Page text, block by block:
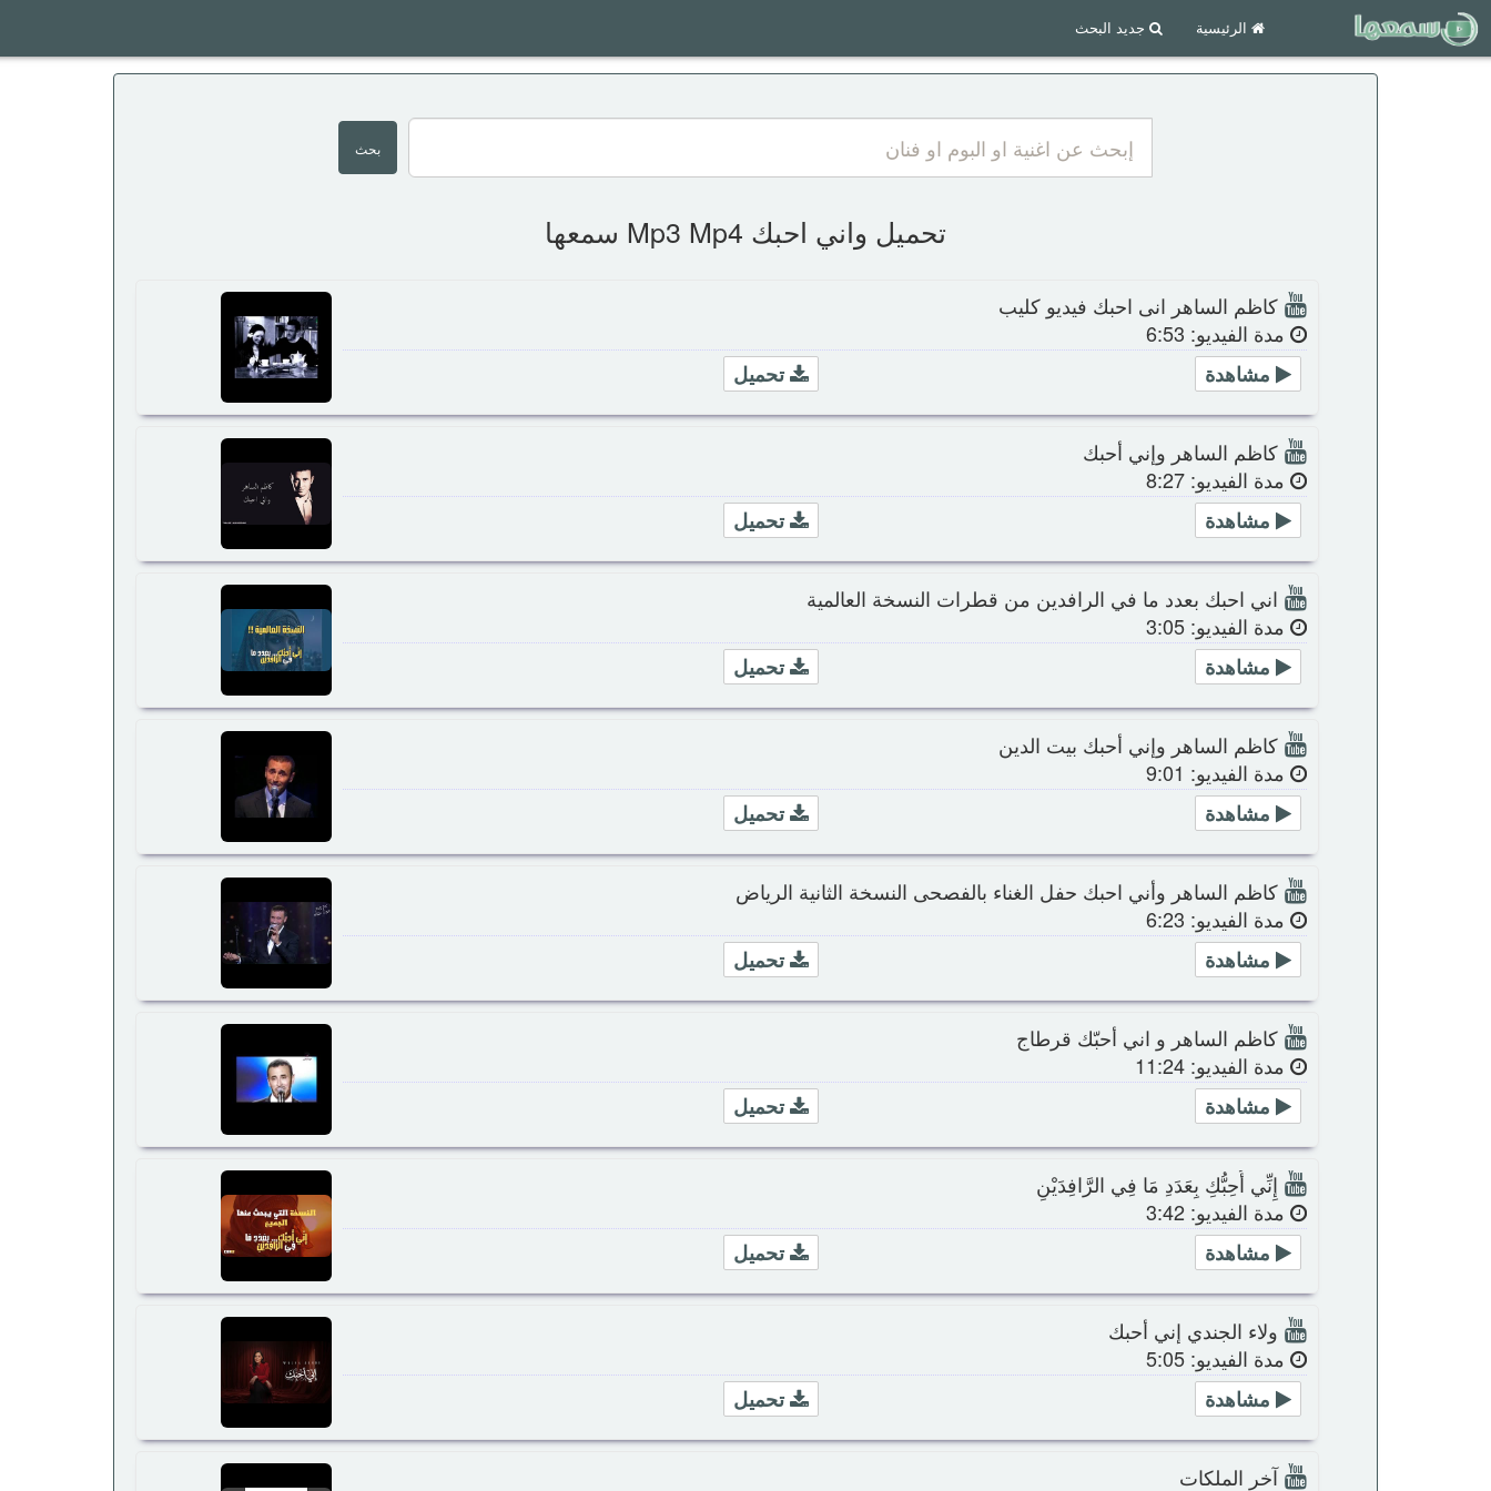
الرئيسية جديد البحث
تحميل واني احبك Mp3 Mp4 سمعها
كاظم الساهر انى احبك فيديو كليب
مدة الفيديو: 6:53
تحميل
مشاهدة
كاظم الساهر وإني أحبك
مدة الفيديو: 8:27
تحميل
مشاهدة
اني احبك بعدد ما في الرافدين من قطرات النسخة العالمية
مدة الفيديو: 3:05
تحميل
مشاهدة
كاظم الساهر وإني أحبك بيت الدين
مدة الفيديو: 9:01
تحميل
مشاهدة
كاظم الساهر وأني احبك حفل الغناء بالفصحى النسخة الثانية الرياض
مدة الفيديو: 6:23
تحميل
مشاهدة
كاظم الساهر و اني أحبّك قرطاج
مدة الفيديو: 11:24
تحميل
مشاهدة
إِنِّي أُحِبُّكِ بِعَدَدِ مَا فِي الرَّافِدَيْنِ
مدة الفيديو: 3:42
تحميل
مشاهدة
ولاء الجندي إني أحبك
مدة الفيديو: 5:05
تحميل
مشاهدة
آخر الملكات